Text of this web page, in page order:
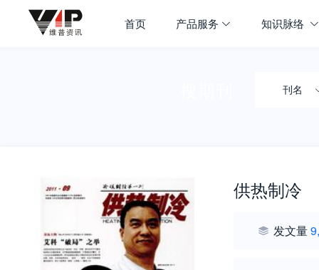
首页 产品服务 知识脉络
刊名
供热制冷
发文量